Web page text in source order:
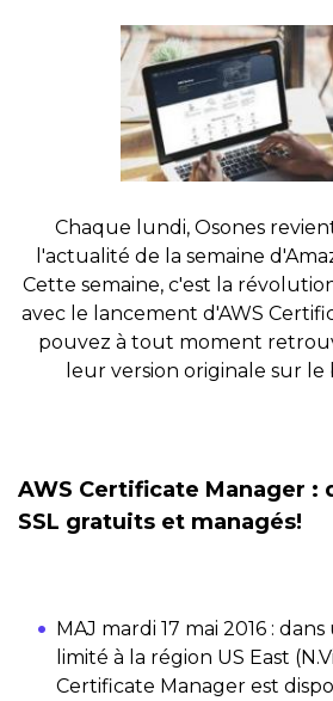
Chaque lundi, Osones
l'actualité de la semaine
Cette semaine, c'est la
avec le lancement d'AWS
pouvez à tout moment
leur version originale sur le
AWS Certificate Manager :
SSL gratuits et managés!
MAJ mardi 17 mai 2016 :
limité à la région US East
Certificate Manager est